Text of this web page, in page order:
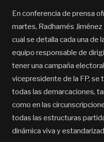
En conferencia de prensa
martes, Radhamés
cual se detalla cada una de
equipo responsable de
tener una campaña
vicepresidente de la FP, se
todas las demarcaciones,
como en las
todas las estructuras
dinámica viva y